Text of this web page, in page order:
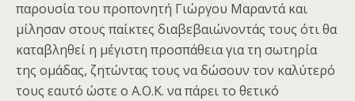
παρουσία του προπονητή Γιώργου Μαραντά και
μίλησαν στους παίκτες διαβεβαιώνοντάς τους ότι θα
καταβληθεί η μέγιστη προσπάθεια για τη σωτηρία
της ομάδας, ζητώντας τους να δώσουν τον καλύτερό
τους εαυτό ώστε ο Α.Ο.Κ. να πάρει το θετικό